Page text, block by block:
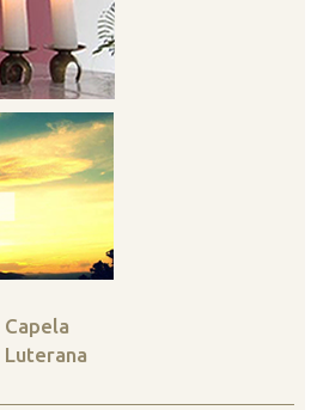
Capela
Luterana